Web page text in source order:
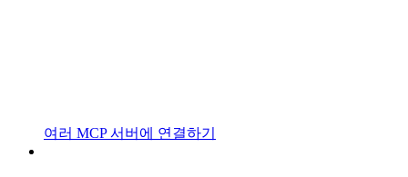
여러 MCP 서버에 연결하기